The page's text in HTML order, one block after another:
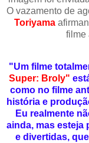
O vazamento de
Toriyama
filme
"Um filme
Super: Broly"
como no filme
história e
Eu realmente
ainda, mas esteja
e divertidas,